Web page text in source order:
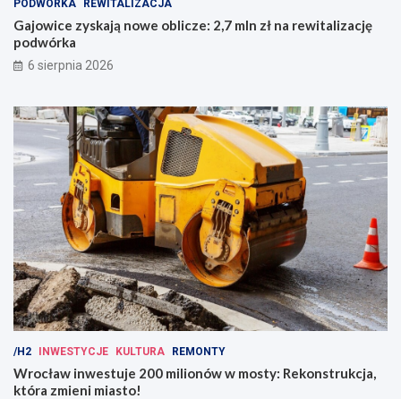
PODWÓRKA REWITALIZACJA
Gajowice zyskają nowe oblicze: 2,7 mln zł na rewitalizację
podwórka
6 sierpnia 2026
/H2 INWESTYCJE KULTURA REMONTY
Wrocław inwestuje 200 milionów w mosty: Rekonstrukcja,
która zmieni miasto!